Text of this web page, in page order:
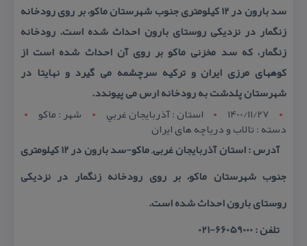
سد بارون در ۱۲ كیلومتری جنوب شهرستان ماكو، بر روی رودخانه
زنگمار در نزدیكی روستای بارون احداث شده است. رودخانه
زنگمار، كه سد مخزنی ماكو بر روی آن احداث شده است از
كوههای مرزی ایران و تركیه سرچشمه می گیرد و نهایتا در
شهرستان پلدشت به رودخانه ارس می پیوندد.
1400/11/27
استان : آذربايجان غربي شهر : ماکو
دسته : تالاب و دریاچه های ایران
آدرس : استان آذربایجان غربی, ماكو-سد بارون در ۱۲ كیلومتری
جنوب شهرستان ماكو، بر روی رودخانه زنگمار در نزدیكی
روستای بارون احداث شده است.
تلفن : 66059000-021